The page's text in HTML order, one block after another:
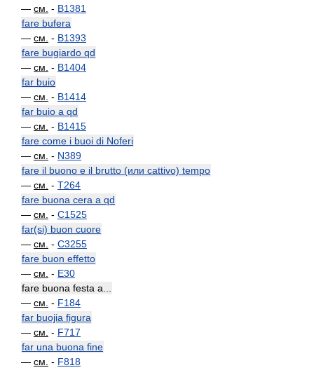
— см. - B1381
fare bufera
— см. - B1393
fare bugiardo qd
— см. - B1404
far buio
— см. - B1414
far buio a qd
— см. - B1415
fare come i buoi di Noferi
— см. - N389
fare il buono e il brutto (или cattivo) tempo
— см. - T264
fare buona cera a qd
— см. - C1525
far(si) buon cuore
— см. - C3255
fare buon effetto
— см. - E30
fare buona festa a...
— см. - F184
far buojia figura
— см. - F717
far una buona fine
— см. - F818